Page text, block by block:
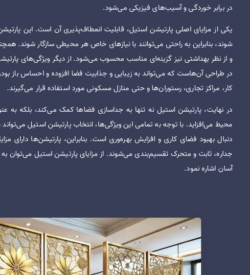
در برابر خوردگی و آسیب‌های فیزیکی می‌شود.
یکی از مزایای اصلی پارتیشن استیل، قابلیت انعطاف‌پذیری آن است. این
شوند، بنابراین به راحتی می‌توانند با نیازهای خاص هر محیطی سازگار شوند.
و از نظر بهداشتی نیز گزینه‌ای مناسب محسوب می‌شود. از دیگر ویژگی‌های
در طراحی آن‌هاست که می‌تواند به زیبایی و جذابیت فضا افزوده و احساس باز
کار، مراکز تجاری، رستوران‌ها و حتی منازل مسکونی مورد استفاده قرار می‌گیرند.
در نهایت، پارتیشن استیل نه تنها به جداسازی فضاها کمک می‌کند، بلکه به
محیط می‌افزاید. با توجه به تمامی این ویژگی‌ها، انتخاب پارتیشن استیل
دنبال بهبود فضای کاری و افزایش بهره‌وری است. بنابراین، پارتیشن‌ها دارای
جداره، ثابت و متحرک تقسیم‌بندی می‌شوند. از مزایای پارتیشن استیل
آسان اشاره نمود.